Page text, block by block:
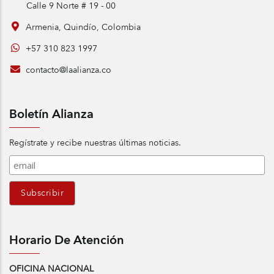
Calle 9 Norte # 19 - 00
Armenia, Quindío, Colombia
+57 310 823 1997
contacto@laalianza.co
Boletín Alianza
Regístrate y recibe nuestras últimas noticias.
Horario De Atención
OFICINA NACIONAL